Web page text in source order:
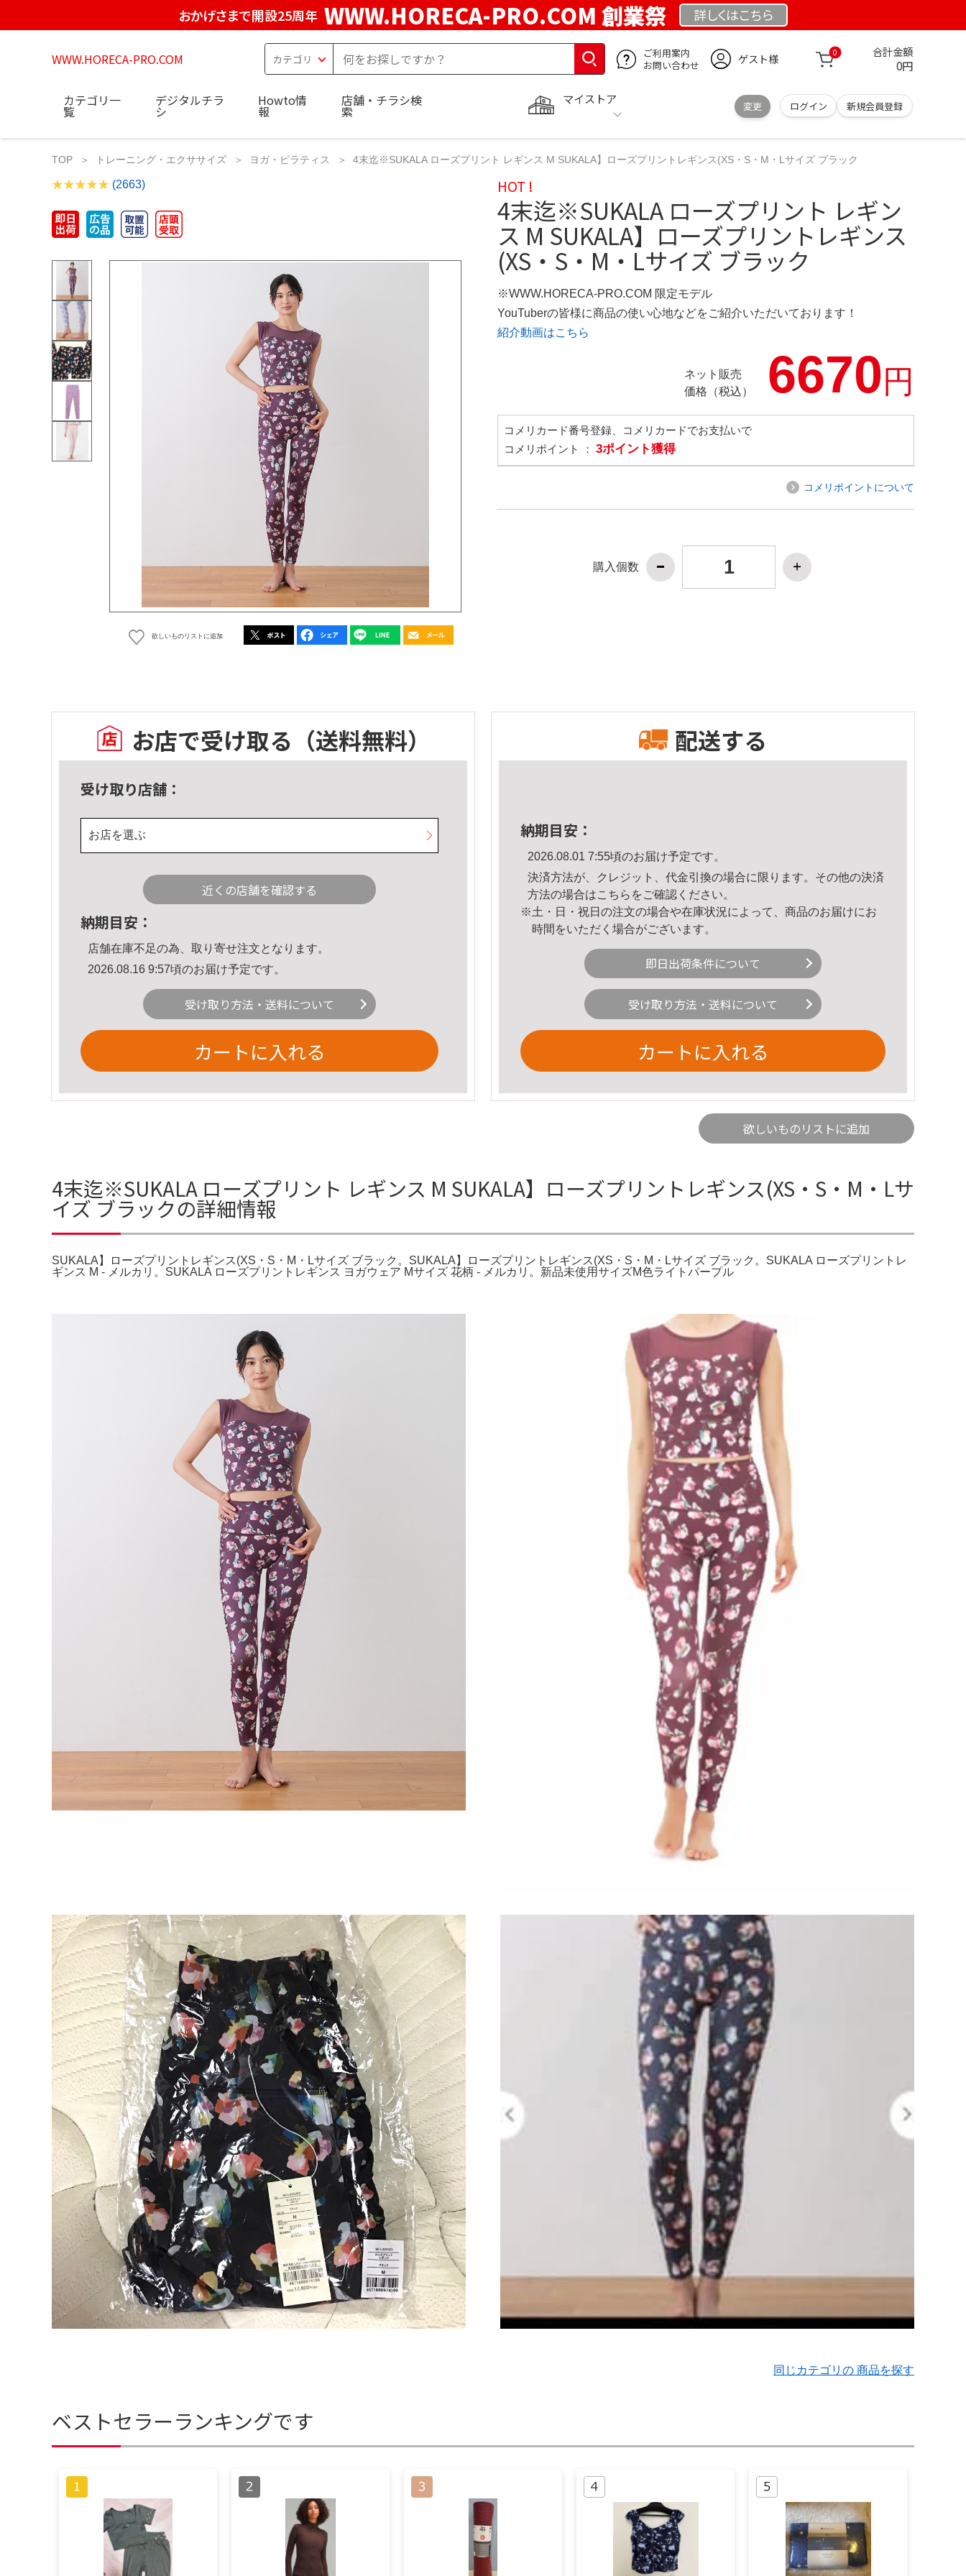
おかげさまで開設25周年 WWW.HORECA-PRO.COM 創業祭 詳しくはこちら
WWW.HORECA-PRO.COM
ご利用案内
お問い合わせ
ゲスト様 0 合計金額
0円
マイストア
変更 ログイン 新規会員登録
カテゴリ一
覧
デジタルチラ
シ
Howto情
報
店舗・チラシ検
索
TOP トレーニング・エクササイズ ヨガ・ピラティス 4末迄※SUKALA ローズプリント レギンス M SUKALA】ローズプリントレギンス(XS・S・M・Lサイズ ブラック
(2663)
欲しいものリストに追加
HOT !
4末迄※SUKALA ローズプリント レギン
ス M SUKALA】ローズプリントレギンス
(XS・S・M・Lサイズ ブラック
※WWW.HORECA-PRO.COM 限定モデル
YouTuberの皆様に商品の使い心地などをご紹介いただいております！
紹介動画はこちら
ネット販売
価格（税込）
6670円
コメリカード番号登録、コメリカードでお支払いで
コメリポイント ： 3ポイント獲得
コメリポイントについて
購入個数
お店で受け取る （送料無料）
受け取り店舗：
お店を選ぶ
近くの店舗を確認する
納期目安：
店舗在庫不足の為、取り寄せ注文となります。
2026.08.16 9:57頃のお届け予定です。
受け取り方法・送料について
カートに入れる
配送する
納期目安：
2026.08.01 7:55頃のお届け予定です。
決済方法が、クレジット、代金引換の場合に限ります。その他の決済
方法の場合はこちら をご確認ください。
※土・日・祝日の注文の場合や在庫状況によって、商品のお届けにお
時間をいただく場合がございます。
即日出荷条件について
受け取り方法・送料について
カートに入れる
欲しいものリストに追加
4末迄※SUKALA ローズプリント レギンス M SUKALA】ローズプリントレギンス(XS・S・M・Lサ
イズ ブラックの詳細情報
SUKALA】ローズプリントレギンス(XS・S・M・Lサイズ ブラック。SUKALA】ローズプリントレギンス(XS・S・M・Lサイズ ブラック。SUKALA ローズプリントレ
ギンス M - メルカリ。SUKALA ローズプリントレギンス ヨガウェア Mサイズ 花柄 - メルカリ。新品未使用サイズM色ライトパープル
同じカテゴリの 商品を探す
ベストセラーランキングです